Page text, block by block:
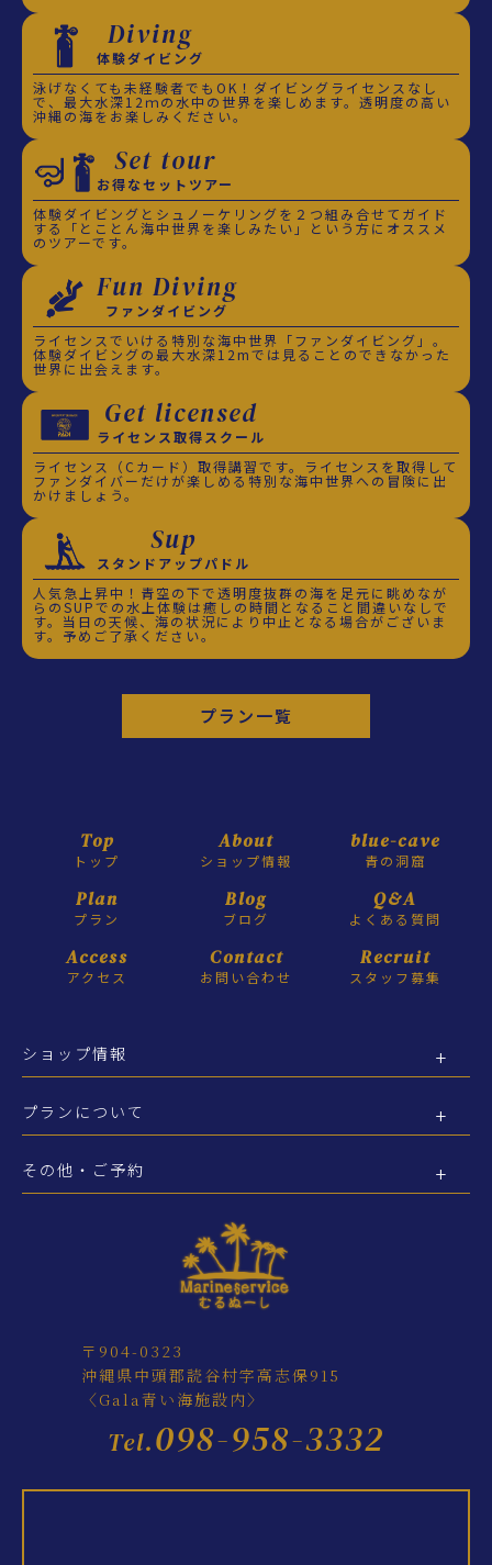
Diving
体験ダイビング
泳げなくても未経験者でもOK！ダイビングライセンスなし
で、最大水深12ｍの水中の世界を楽しめます。透明度の高い
沖縄の海をお楽しみください。
Set tour
お得なセットツアー
体験ダイビングとシュノーケリングを２つ組み合せてガイド
する「とことん海中世界を楽しみたい」という方にオススメ
のツアーです。
Fun Diving
ファンダイビング
ライセンスでいける特別な海中世界「ファンダイビング」。
体験ダイビングの最大水深12mでは見ることのできなかった
世界に出会えます。
Get licensed
ライセンス取得スクール
ライセンス（Cカード）取得講習です。ライセンスを取得して
ファンダイバーだけが楽しめる特別な海中世界への冒険に出
かけましょう。
Sup
スタンドアップパドル
人気急上昇中！青空の下で透明度抜群の海を足元に眺めなが
らのSUPでの水上体験は癒しの時間となること間違いなしで
す。当日の天候、海の状況により中止となる場合がございま
す。予めご了承ください。
プラン一覧
Top
トップ
About
ショップ情報
blue-cave
青の洞窟
Plan
プラン
Blog
ブログ
Q&A
よくある質問
Access
アクセス
Contact
お問い合わせ
Recruit
スタッフ募集
ショップ情報
プランについて
その他・ご予約
〒904-0323
沖縄県中頭郡読谷村字高志保915
〈Gala青い海施設内〉
Tel.098-958-3332